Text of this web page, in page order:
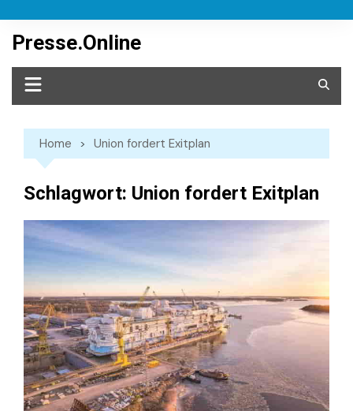
content
Presse.Online
Home Union fordert Exitplan
Schlagwort: Union fordert Exitplan